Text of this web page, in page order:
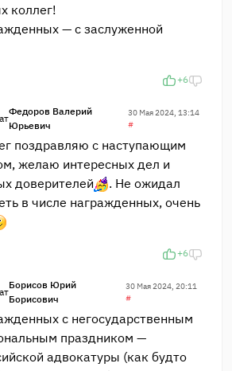
коллег!
— с заслуженной
+6
Федоров Валерий
Юрьевич
30 Мая 2024, 13:14
#
поздравляю с наступающим
желаю интересных дел и
доверителей
. Не ожидал
в числе награжденных, очень
+6
Борисов Юрий
Борисович
30 Мая 2024, 20:11
#
с негосударственным
праздником —
адвокатуры (как будто